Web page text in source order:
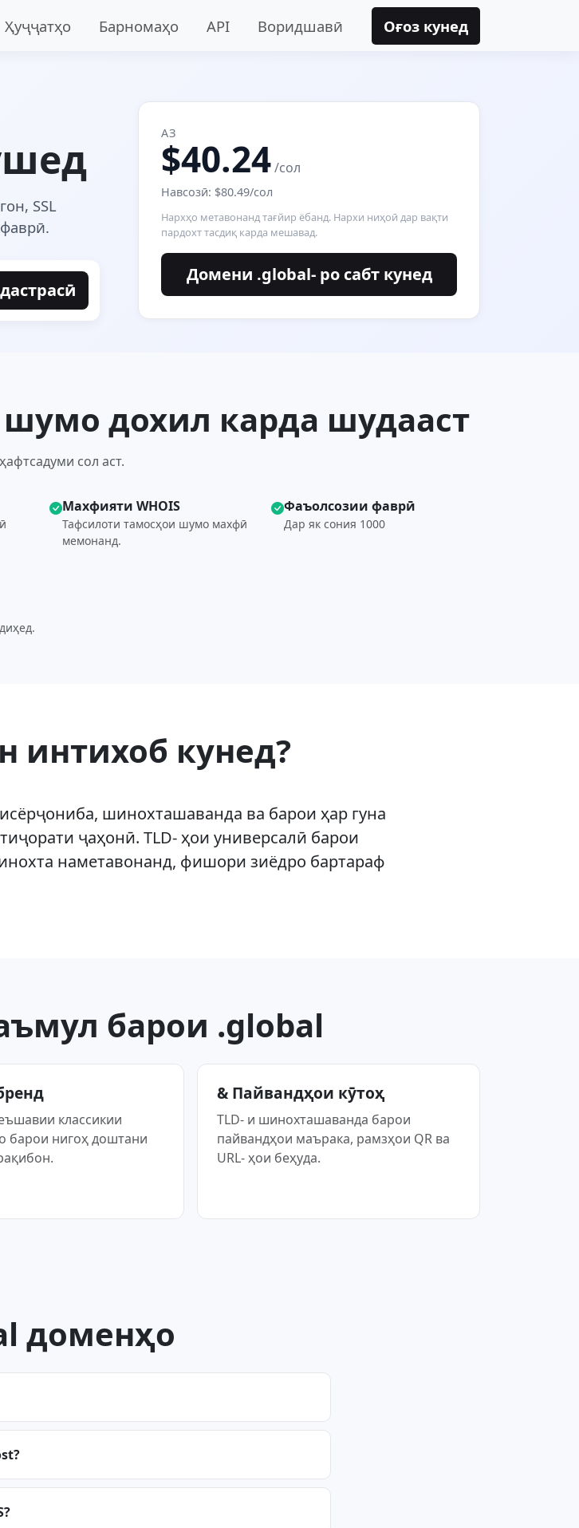
Ҳуҷҷатҳо Барномаҳо API Воридшавӣ Оғоз кунед
SSL
АЗ
$40.24/сол
Навсозӣ: $80.49/сол
Нархҳо метавонанд тағйир ёбанд. Нархи ниҳоӣ дар вақти
пардохт тасдиқ карда мешавад.
Домени .global- ро сабт кунед
дохил карда шудааст
сол аст.
Махфияти WHOIS
Тафсилоти тамосҳои шумо махфӣ
мемонанд.
Фаъолсозии фаврӣ
Дар як сония 1000
интихоб кунед?
шинохташаванда ва барои ҳар гуна
ҷаҳонӣ. TLD- ҳои универсалӣ барои
наметавонанд, фишори зиёдро бартараф
барои .global
классикии
барои нигоҳ доштани
& Пайвандҳои кӯтоҳ
TLD- и шинохташаванда барои
пайвандҳои маърака, рамзҳои QR ва
URL- ҳои беҳуда.
доменҳо